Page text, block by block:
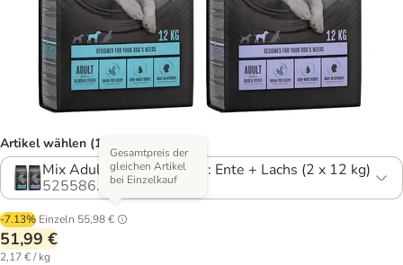
Artikel wählen (16 Varianten)
Mix Adult GETREIDEFREI: Ente + Lachs (2 x 12 kg)
525586.23
-7.13% Einzeln 55,98 €
Gesamtpreis der
gleichen Artikel
bei Einzelkauf
51,99 €
2,17 € / kg